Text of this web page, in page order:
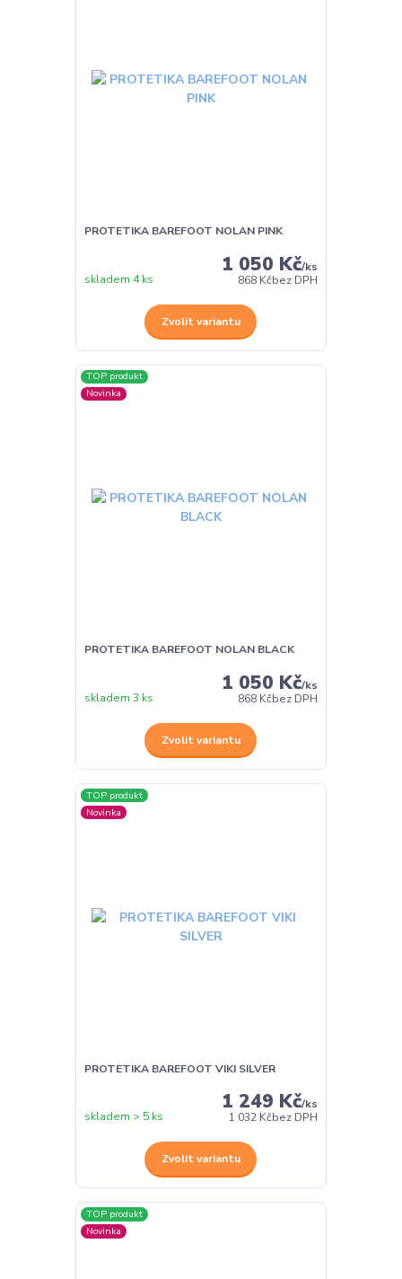
PROTETIKA BAREFOOT NOLAN PINK
1 050 Kč/ks
868 Kčbez DPH
skladem 4 ks
Zvolit variantu
TOP produkt
Novinka
PROTETIKA BAREFOOT NOLAN BLACK
1 050 Kč/ks
868 Kčbez DPH
skladem 3 ks
Zvolit variantu
TOP produkt
Novinka
PROTETIKA BAREFOOT VIKI SILVER
1 249 Kč/ks
1 032 Kčbez DPH
skladem > 5 ks
Zvolit variantu
TOP produkt
Novinka